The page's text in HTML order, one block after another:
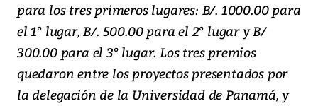
para los tres primeros lugares: B/. 1000.00 para
el 1° lugar, B/. 500.00 para el 2° lugar y B/
300.00 para el 3° lugar. Los tres premios
quedaron entre los proyectos presentados por
la delegación de la Universidad de Panamá, y